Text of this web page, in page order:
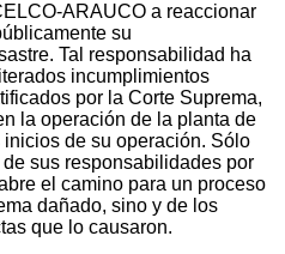
ARAUCO a reaccionar
su
Tal responsabilidad ha
incumplimientos
por la Corte Suprema,
la operación de la planta de
de su operación. Sólo
sus responsabilidades por
el camino para un proceso
dañado, sino y de los
que lo causaron.